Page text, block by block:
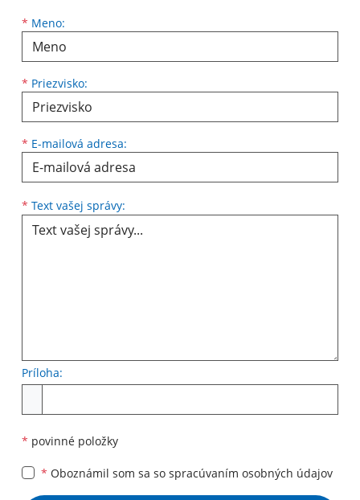
* Meno:
Meno
* Priezvisko:
Priezvisko
* E-mailová adresa:
E-mailová adresa
* Text vašej správy:
Príloha:
* povinné položky
* Oboznámil som sa so spracúvaním osobných údajov